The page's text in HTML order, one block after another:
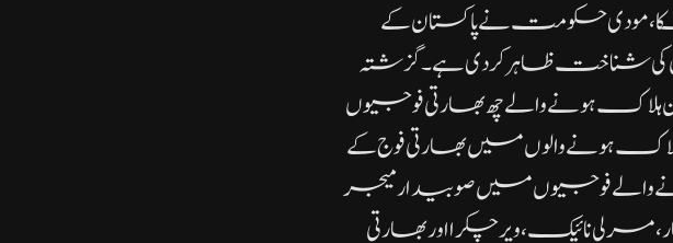
مودی حکومت نے پاکستان کے
کی شناخت ظاہر کر دی ہے۔گزشتہ
ہونے والے چھ بھارتی فوجیوں
ہونے والوں میں بھارتی فوج کے
والے فوجیوں میں صوبیدار میجر
نائیک، ویر چکرا اور بھارتی